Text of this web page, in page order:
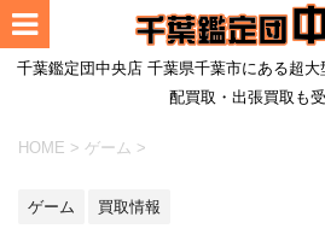
千葉鑑定団中央店 千葉県千葉市にある超
配買取・出張買取も
HOME > ゲーム >
ゲーム 買取情報